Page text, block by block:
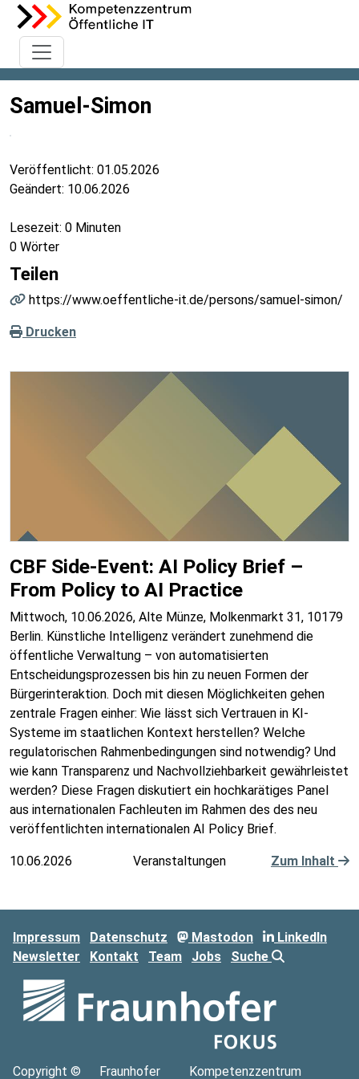
Samuel-Simon
Veröffentlicht: 01.05.2026
Geändert: 10.06.2026
Lesezeit: 0 Minuten
0 Wörter
Teilen
https://www.oeffentliche-it.de/persons/samuel-simon/
Drucken
CBF Side-Event: AI Policy Brief –
From Policy to AI Practice
Mittwoch, 10.06.2026, Alte Münze, Molkenmarkt 31, 10179
Berlin. Künstliche Intelligenz verändert zunehmend die
öffentliche Verwaltung – von automatisierten
Entscheidungsprozessen bis hin zu neuen Formen der
Bürgerinteraktion. Doch mit diesen Möglichkeiten gehen
zentrale Fragen einher: Wie lässt sich Vertrauen in KI-
Systeme im staatlichen Kontext herstellen? Welche
regulatorischen Rahmenbedingungen sind notwendig? Und
wie kann Transparenz und Nachvollziehbarkeit gewährleistet
werden? Diese Fragen diskutiert ein hochkarätiges Panel
aus internationalen Fachleuten im Rahmen des des neu
veröffentlichten internationalen AI Policy Brief.
10.06.2026 Veranstaltungen Zum Inhalt
Impressum Datenschutz Mastodon
LinkedIn
Newsletter
Kontakt Team Jobs Suche
Copyright © Fraunhofer Kompetenzzentrum